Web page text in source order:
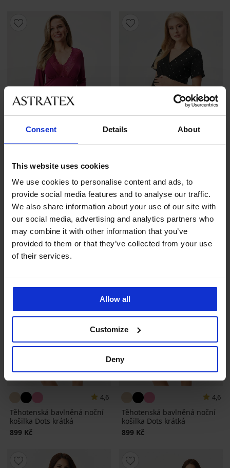
Consent Details About
This website uses cookies
We use cookies to personalise content and ads, to
provide social media features and to analyse our traffic.
We also share information about your use of our site with
our social media, advertising and analytics partners who
may combine it with other information that you’ve
provided to them or that they’ve collected from your use
of their services.
Allow all
Customize
Deny
Noční košile Signature Everly
krátká
Těhotenská bavlněná noční
košilka Dots krátká
899 Kč
4,6
Těhotenská bavlněná noční
košilka Dots krátká
899 Kč
4,6
Těhotenská bavlněná noční
košilka Dots krátká
899 Kč